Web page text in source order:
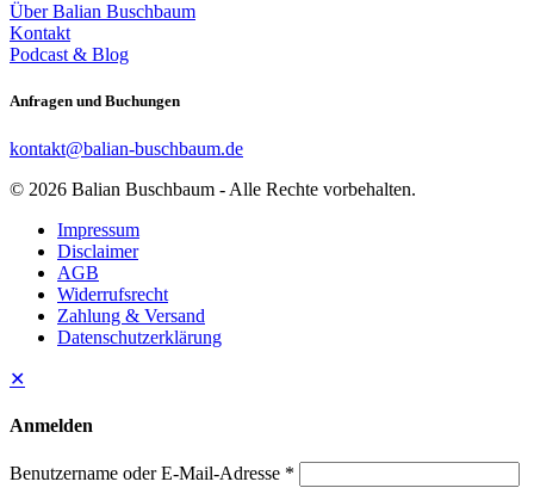
Über Balian Buschbaum
Kontakt
Podcast & Blog
Anfragen und Buchungen
kontakt@balian-buschbaum.de
© 2026 Balian Buschbaum - Alle Rechte vorbehalten.
Impressum
Disclaimer
AGB
Widerrufsrecht
Zahlung & Versand
Datenschutzerklärung
✕
Anmelden
Benutzername oder E-Mail-Adresse *